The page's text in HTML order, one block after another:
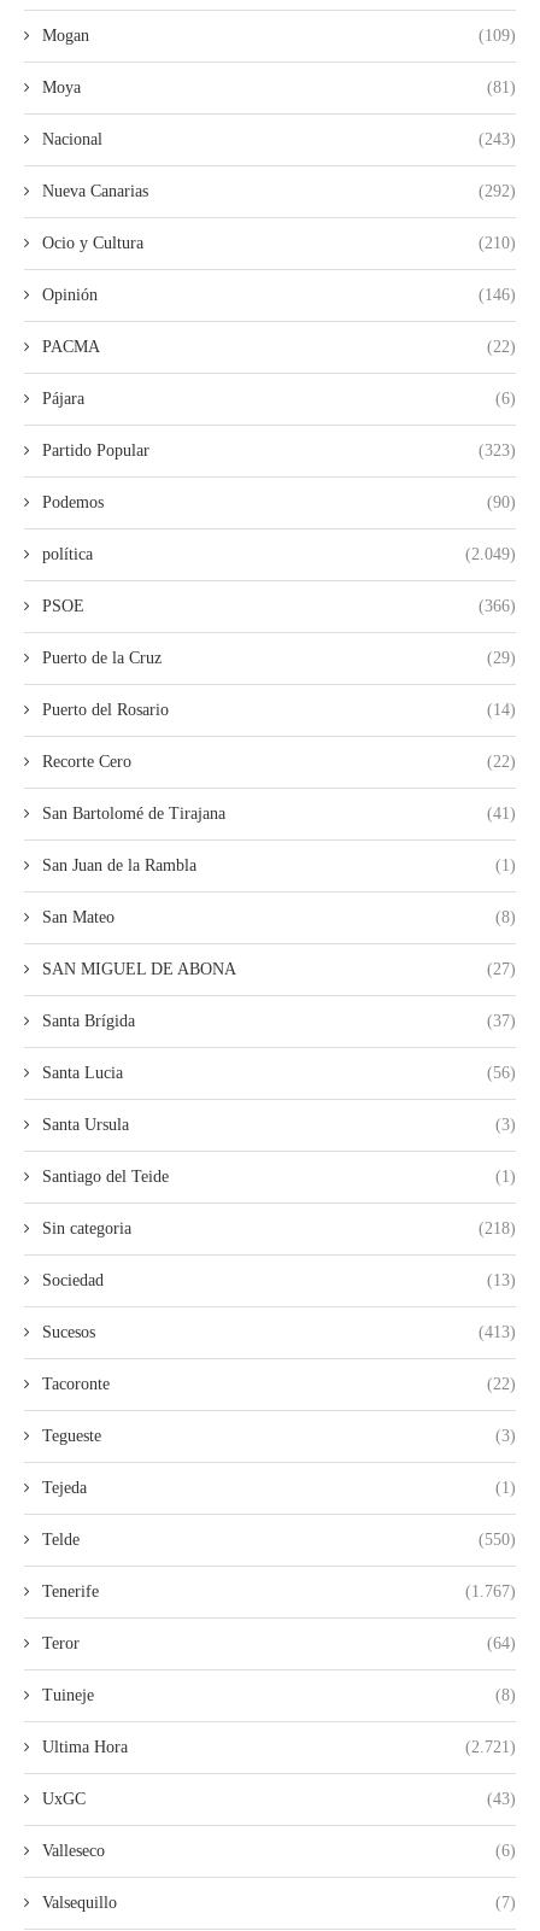
Mogan (109)
Moya (81)
Nacional (243)
Nueva Canarias (292)
Ocio y Cultura (210)
Opinión (146)
PACMA (22)
Pájara (6)
Partido Popular (323)
Podemos (90)
política (2.049)
PSOE (366)
Puerto de la Cruz (29)
Puerto del Rosario (14)
Recorte Cero (22)
San Bartolomé de Tirajana (41)
San Juan de la Rambla (1)
San Mateo (8)
SAN MIGUEL DE ABONA (27)
Santa Brígida (37)
Santa Lucia (56)
Santa Ursula (3)
Santiago del Teide (1)
Sin categoria (218)
Sociedad (13)
Sucesos (413)
Tacoronte (22)
Tegueste (3)
Tejeda (1)
Telde (550)
Tenerife (1.767)
Teror (64)
Tuineje (8)
Ultima Hora (2.721)
UxGC (43)
Valleseco (6)
Valsequillo (7)